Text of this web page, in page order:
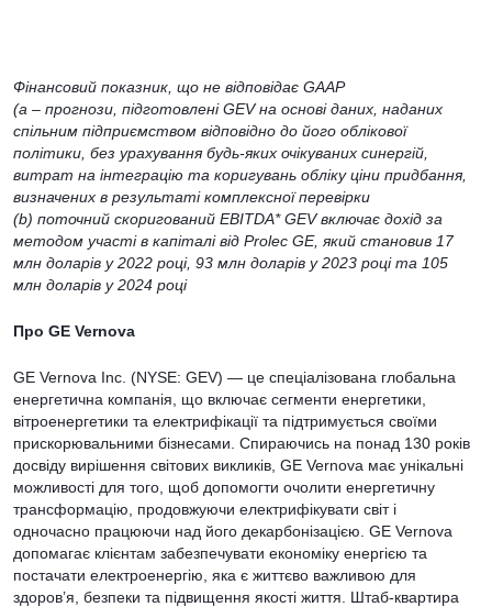
Фінансовий показник, що не відповідає GAAP
(a – прогнози, підготовлені GEV на основі даних, наданих
спільним підприємством відповідно до його облікової
політики, без урахування будь-яких очікуваних синергій,
витрат на інтеграцію та коригувань обліку ціни придбання,
визначених в результаті комплексної перевірки
(b) поточний скоригований EBITDA* GEV включає дохід за
методом участі в капіталі від Prolec GE, який становив 17
млн доларів у 2022 році, 93 млн доларів у 2023 році та 105
млн доларів у 2024 році
Про GE Vernova
GE Vernova Inc. (NYSE: GEV) — це спеціалізована глобальна
енергетична компанія, що включає сегменти енергетики,
вітроенергетики та електрифікації та підтримується своїми
прискорювальними бізнесами. Спираючись на понад 130 років
досвіду вирішення світових викликів, GE Vernova має унікальні
можливості для того, щоб допомогти очолити енергетичну
трансформацію, продовжуючи електрифікувати світ і
одночасно працюючи над його декарбонізацією. GE Vernova
допомагає клієнтам забезпечувати економіку енергією та
постачати електроенергію, яка є життєво важливою для
здоров’я, безпеки та підвищення якості життя. Штаб-квартира